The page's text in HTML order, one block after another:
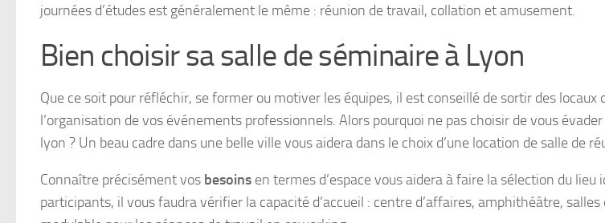
journées d’études est généralement le même : réunion de travail, collation et amusement.
Bien choisir sa salle de séminaire à Lyon
Que ce soit pour réfléchir, se former ou motiver les équipes, il est conseillé de sortir des locaux
l’organisation de vos événements professionnels. Alors pourquoi ne pas choisir de vous
lyon ? Un beau cadre dans une belle ville vous aidera dans le choix d’une location de salle de
Connaître précisément vos besoins en termes d’espace vous aidera à faire la sélection du lieu
participants, il vous faudra vérifier la capacité d’accueil : centre d’affaires, amphithéâtre,